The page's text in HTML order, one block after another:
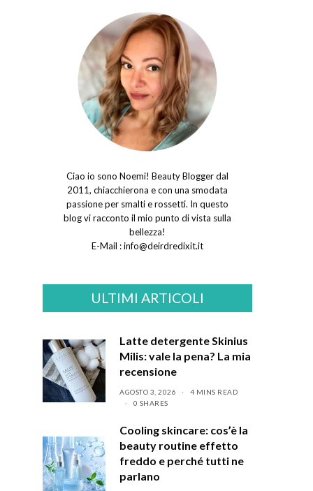
Ciao io sono Noemi! Beauty Blogger dal
2011, chiacchierona e con una smodata
passione per smalti e rossetti. In questo
blog vi racconto il mio punto di vista sulla
bellezza!
E-Mail :info@deirdredixit.it
ULTIMI ARTICOLI
Latte detergente Skinius
Milis: vale la pena? La mia
recensione
AGOSTO 3, 2026
4 MINS READ
0 SHARES
Cooling skincare: cos’è la
beauty routine effetto
freddo e perché tutti ne
parlano